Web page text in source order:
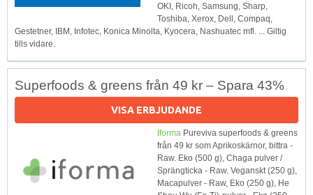
OKI, Ricoh, Samsung, Sharp,
Toshiba, Xerox, Dell, Compaq,
Gestetner, IBM, Infotec, Konica Minolta, Kyocera, Nashuatec mfl. ... Giltig
tills vidare.
Superfoods & greens från 49 kr – Spara 43%
VISA ERBJUDANDE
Iforma Pureviva superfoods & greens
från 49 kr som Aprikoskärnor, bittra -
Raw. Eko (500 g), Chaga pulver /
Sprängticka - Raw. Veganskt (250 g),
Macapulver - Raw, Eko (250 g), He